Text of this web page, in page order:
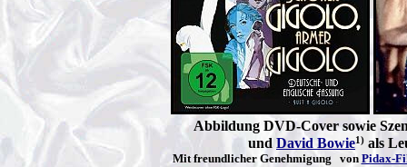
Abbildung DVD-Cover sowie
und David Bowie1) als
Mit freundlicher Genehmigung von Pidax-